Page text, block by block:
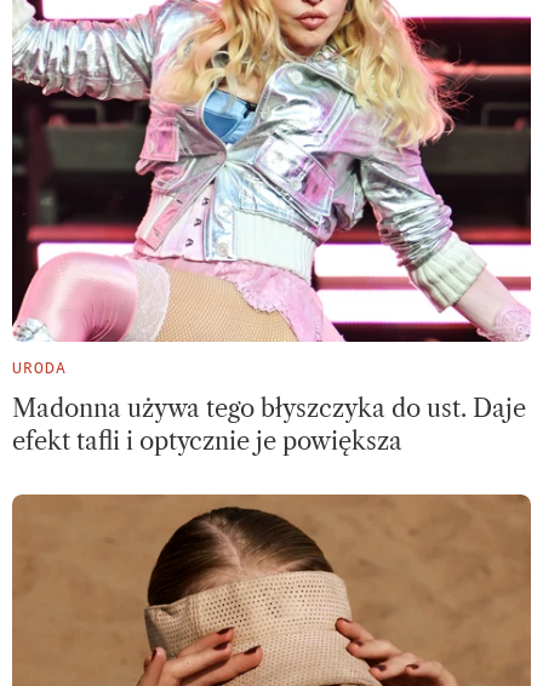
URODA
Madonna używa tego błyszczyka do ust. Daje
efekt tafli i optycznie je powiększa